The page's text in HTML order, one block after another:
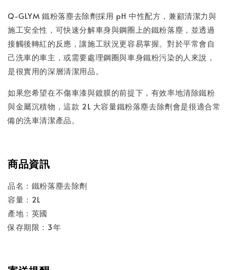
Q-GLYM 鐵粉落塵去除劑採用 pH 中性配方，兼顧清潔力與
施工安全性，可快速分解車身與鋼圈上的鐵粉落塵，並透過
接觸後轉紅的反應，讓施工狀況更容易掌握。對於平常會自
己洗車的車主，或需要處理鋼圈與車身鐵粉污染的人來說，
是很實用的深層清潔用品。
如果您希望在不傷車漆與鍍膜的前提下，有效率地清除鐵粉
與金屬沉積物，這款 2L 大容量鐵粉落塵去除劑會是很適合常
備的洗車清潔產品。
商品資訊
品名：鐵粉落塵去除劑
容量：2L
產地：英國
保存期限：3年